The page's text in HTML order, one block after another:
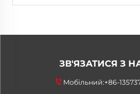
ЗВ'ЯЗАТИСЯ З
Мобільний:+86-